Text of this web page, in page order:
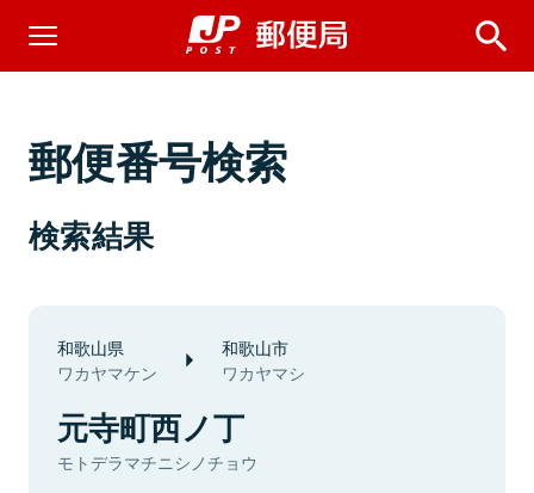
郵便番号検索
検索結果
和歌山県
ワカヤマケン
和歌山市
ワカヤマシ
元寺町西ノ丁
モトデラマチニシノチョウ